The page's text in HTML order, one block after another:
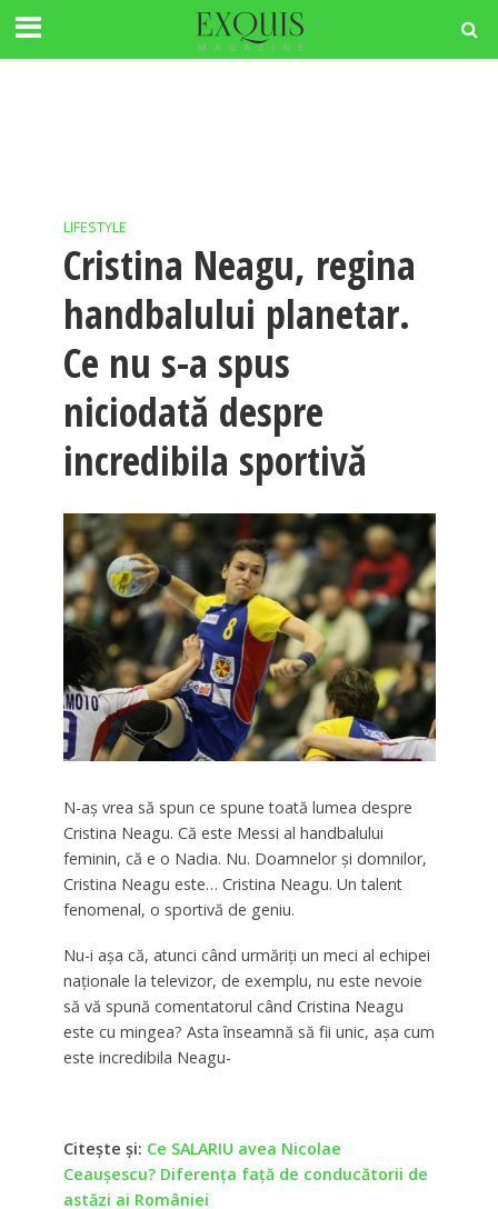
LIFESTYLE
Cristina Neagu, regina
handbalului planetar.
Ce nu s-a spus
niciodată despre
incredibila sportivă
N-aş vrea să spun ce spune toată lumea despre
Cristina Neagu. Că este Messi al handbalului
feminin, că e o Nadia. Nu. Doamnelor şi domnilor,
Cristina Neagu este… Cristina Neagu. Un talent
fenomenal, o sportivă de geniu.
Nu-i aşa că, atunci când urmăriţi un meci al echipei
naţionale la televizor, de exemplu, nu este nevoie
să vă spună comentatorul când Cristina Neagu
este cu mingea? Asta înseamnă să fii unic, aşa cum
este incredibila Neagu-
Citeşte şi: Ce SALARIU avea Nicolae
Ceauşescu? Diferența față de conducătorii de
astăzi ai României